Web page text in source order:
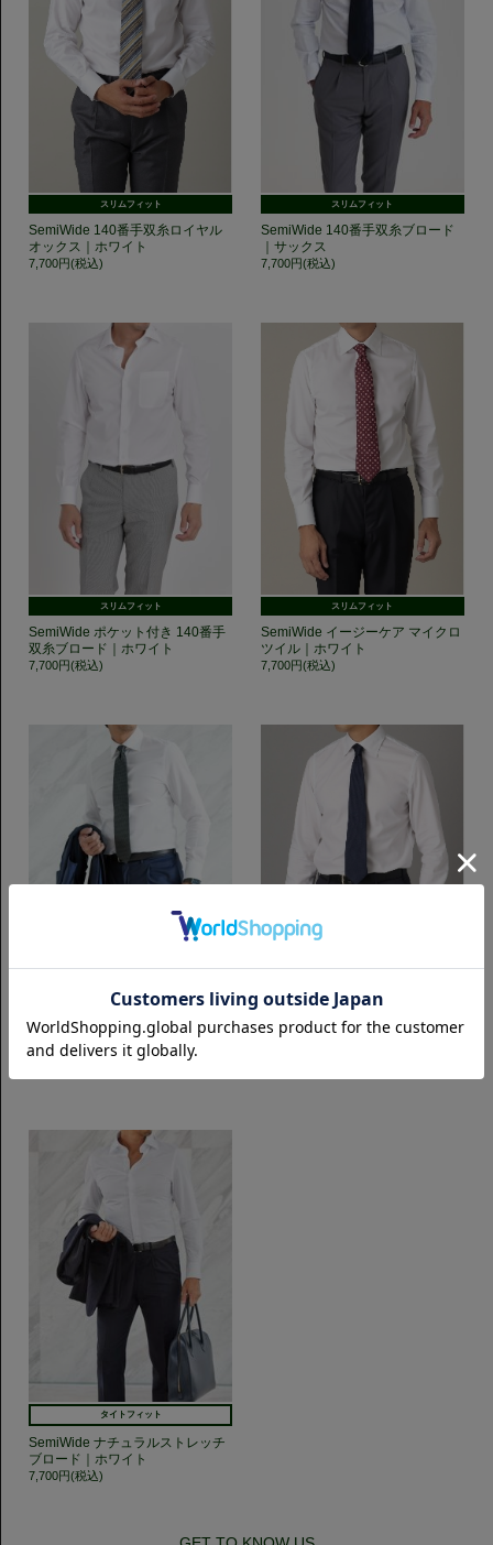
スリムフィット
SemiWide 140番手双糸ロイヤル
オックス｜ホワイト
7,700円(税込)
スリムフィット
SemiWide 140番手双糸ブロード
｜サックス
7,700円(税込)
スリムフィット
SemiWide ポケット付き 140番手
双糸ブロード｜ホワイト
7,700円(税込)
スリムフィット
SemiWide イージーケア マイクロ
ツイル｜ホワイト
7,700円(税込)
SemiWide ナチュラルストレッチ
ロイヤルオックス｜ホワイト
スリムフィット
SemiWide イージーケア ロイヤル
タイトフィット
SemiWide ナチュラルストレッチ
ブロード｜ホワイト
7,700円(税込)